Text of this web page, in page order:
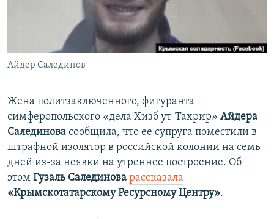
КРЫМ.НЕПОКОРЕННЫЙ
УКРАИНСКАЯ ПРОБЛЕМА КРЫМА
Все сайты RFE/RL
Айдер Салединов
Жена политзаключенного, фигуранта
симферопольского «дела Хизб ут-Тахрир» Айдера
Салединова сообщила, что ее супруга поместили в
штрафной изолятор в российской колонии на семь
дней из-за неявки на утреннее построение. Об
этом Гузаль Салединова рассказала
«Крымскотатарскому Ресурсному Центру».